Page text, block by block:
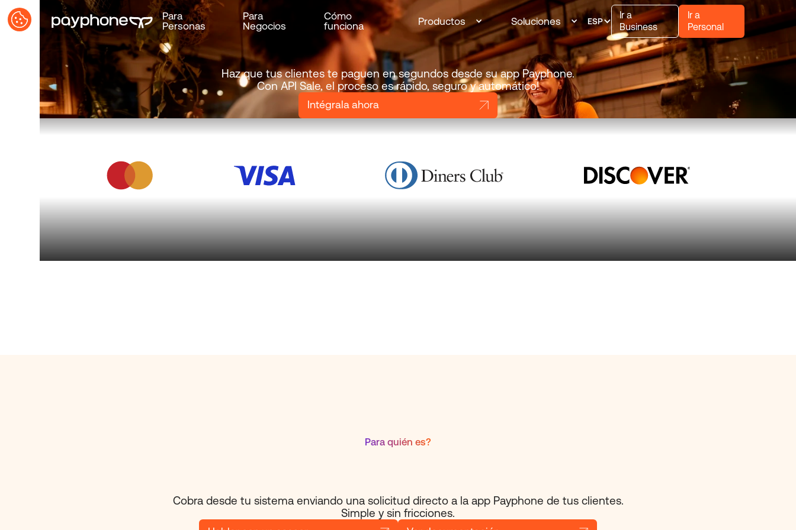
Para
Personas
Para
Negocios
Cómo
funciona
Productos Soluciones ESP
Ir a
Business
Ir a
Personal
Haz que tus clientes te paguen en segundos desde su app Payphone.
Con API Sale, el proceso es rápido, seguro y automático!
Intégrala ahora
Para quién es?
Cobra desde tu sistema enviando una solicitud directo a la app Payphone de tus clientes.
Simple y sin fricciones.